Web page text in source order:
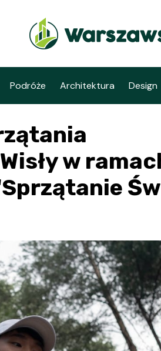
Podróże Architektura Design
w